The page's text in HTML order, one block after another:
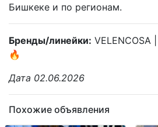
Бишкеке и по регионам.
Бренды/линейки: VELENCOSA
🔥
Дата 02.06.2026
Похожие объявления